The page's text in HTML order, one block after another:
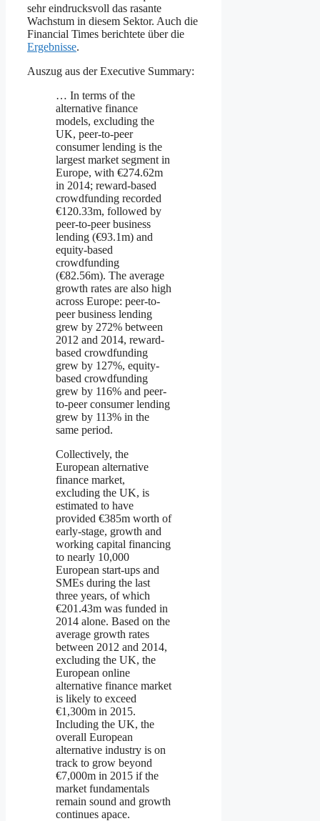
sehr eindrucksvoll das rasante
Wachstum in diesem Sektor. Auch die
Financial Times berichtete über die
Ergebnisse.
Auszug aus der Executive Summary:
… In terms of the
alternative finance
models, excluding the
UK, peer-to-peer
consumer lending is the
largest market segment in
Europe, with €274.62m
in 2014; reward-based
crowdfunding recorded
€120.33m, followed by
peer-to-peer business
lending (€93.1m) and
equity-based
crowdfunding
(€82.56m). The average
growth rates are also high
across Europe: peer-to-
peer business lending
grew by 272% between
2012 and 2014, reward-
based crowdfunding
grew by 127%, equity-
based crowdfunding
grew by 116% and peer-
to-peer consumer lending
grew by 113% in the
same period.
Collectively, the
European alternative
finance market,
excluding the UK, is
estimated to have
provided €385m worth of
early-stage, growth and
working capital financing
to nearly 10,000
European start-ups and
SMEs during the last
three years, of which
€201.43m was funded in
2014 alone. Based on the
average growth rates
between 2012 and 2014,
excluding the UK, the
European online
alternative finance market
is likely to exceed
€1,300m in 2015.
Including the UK, the
overall European
alternative industry is on
track to grow beyond
€7,000m in 2015 if the
market fundamentals
remain sound and growth
continues apace.